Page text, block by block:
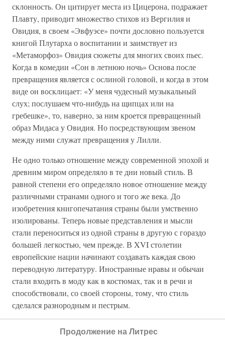
склонность. Он цитирует места из Цицерона, подражает
Плавту, приводит множество стихов из Вергилия и
Овидия, в своем «Эвфуэсе» почти дословно пользуется
книгой Плутарха о воспитании и заимствует из
«Метаморфоз» Овидия сюжеты для многих своих пьес.
Когда в комедии «Сон в летнюю ночь» Основа после
превращения является с ослиной головой, и когда в этом
виде он восклицает: «У меня чудесный музыкальный
слух; послушаем что-нибудь на щипцах или на
гребешке», то, наверно, за ним кроется превращенный
образ Мидаса у Овидия. Но посредствующим звеном
между ними служат превращения у Лилли.
Не одно только отношение между современной эпохой и
древним миром определяло в те дни новый стиль. В
равной степени его определяло новое отношение между
различными странами одного и того же века. До
изобретения книгопечатания страны были умственно
изолированы. Теперь новые представления и мысли
стали переноситься из одной страны в другую с гораздо
большей легкостью, чем прежде. В XVI столетии
европейские нации начинают создавать каждая свою
переводную литературу. Иностранные нравы и обычаи
стали входить в моду как в костюмах, так и в речи и
способствовали, со своей стороны, тому, что стиль
сделался разнородным и пестрым.
значение то обстоятельство, что как раз в тот момент,
Продолжение на Литрес